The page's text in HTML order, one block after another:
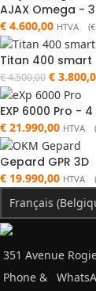
AJAX Omega -
€ 4.600,00 HTVA (€
Titan 400 smart
€4.500,00 €
EXP 6000 Pro -
€ 21.990,00 HTVA (
Gepard GPR 3D
€ 19.990,00 HTVA (
Français
351 Avenue
Phone &